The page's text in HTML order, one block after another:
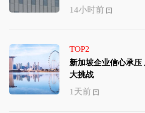
14小时前
TOP2
新加坡企业信心承压 成本上涨成为经营最
大挑战
1天前